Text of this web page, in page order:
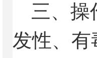
三、操
发性、